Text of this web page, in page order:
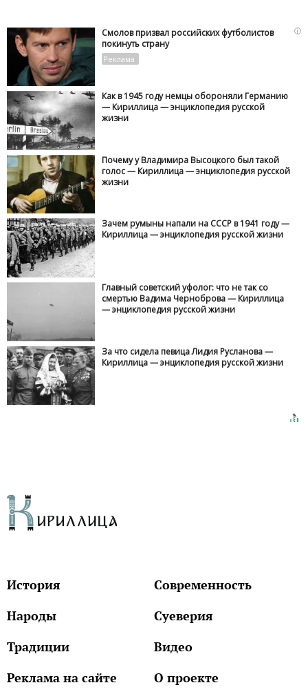
i
Смолов призвал российских футболистов
покинуть страну
Как в 1945 году немцы обороняли Германию
— Кириллица — энциклопедия русской
жизни
Почему у Владимира Высоцкого был такой
голос — Кириллица — энциклопедия русской
жизни
Зачем румыны напали на СССР в 1941 году —
Кириллица — энциклопедия русской жизни
Главный советский уфолог: что не так со
смертью Вадима Черноброва — Кириллица
— энциклопедия русской жизни
За что сидела певица Лидия Русланова —
Кириллица — энциклопедия русской жизни
История
Современность
Народы
Суеверия
Традиции
Видео
Реклама на сайте
О проекте